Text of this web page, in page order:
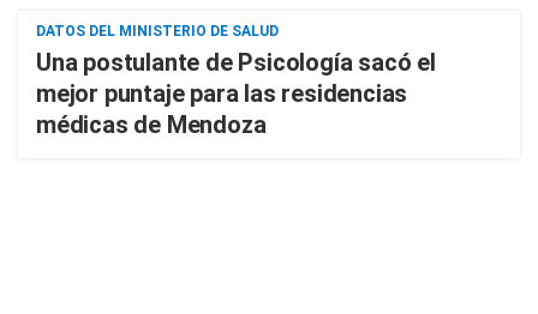
DATOS DEL MINISTERIO DE SALUD
Una postulante de Psicología sacó el
mejor puntaje para las residencias
médicas de Mendoza